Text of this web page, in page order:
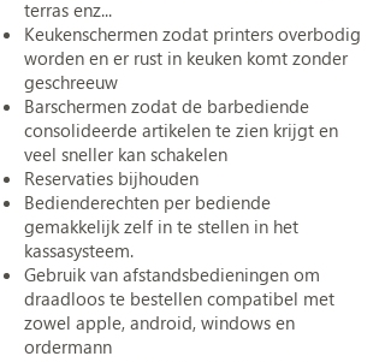
terras enz...
Keukenschermen zodat printers overbodig
worden en er rust in keuken komt zonder
geschreeuw
Barschermen zodat de barbediende
consolideerde artikelen te zien krijgt en
veel sneller kan schakelen
Reservaties bijhouden
Bedienderechten per bediende
gemakkelijk zelf in te stellen in het
kassasysteem.
Gebruik van afstandsbedieningen om
draadloos te bestellen compatibel met
zowel apple, android, windows en
ordermann